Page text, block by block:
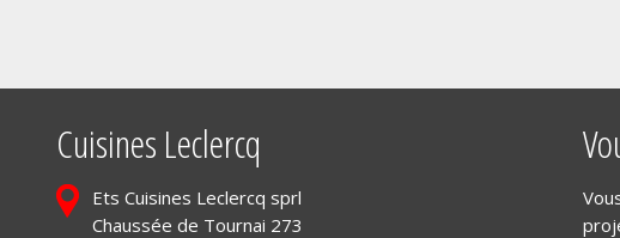
Cuisines Leclercq
Ets Cuisines Leclercq sprl
Chaussée de Tournai 273